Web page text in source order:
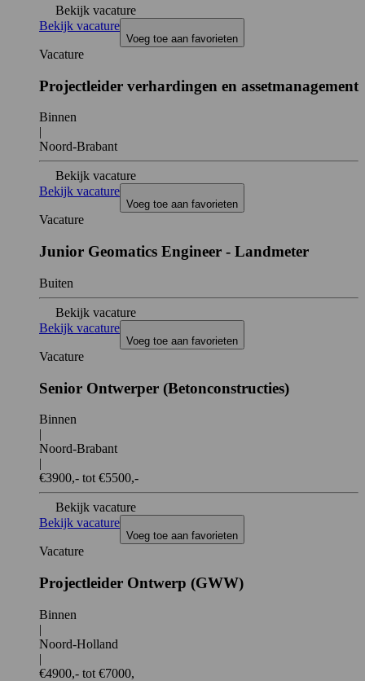
Bekijk vacature
Bekijk vacature
Voeg toe aan favorieten
Vacature
Projectleider verhardingen en assetmanagement
Binnen
Noord-Brabant
Bekijk vacature
Bekijk vacature
Voeg toe aan favorieten
Vacature
Junior Geomatics Engineer - Landmeter
Buiten
Bekijk vacature
Bekijk vacature
Voeg toe aan favorieten
Vacature
Senior Ontwerper (Betonconstructies)
Binnen
|
Noord-Brabant
|
€3900,- tot €5500,-
Bekijk vacature
Bekijk vacature
Voeg toe aan favorieten
Vacature
Projectleider Ontwerp (GWW)
Binnen
|
Noord-Holland
|
€4900,- tot €7000,